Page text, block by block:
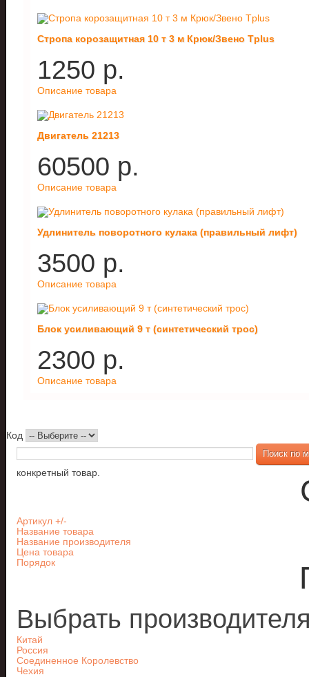
Стропа корозащитная 10 т 3 м Крюк/Звено Tplus
1250 p.
Описание товара
Двигатель 21213
60500 p.
Описание товара
Удлинитель поворотного кулака (правильный лифт)
3500 p.
Описание товара
Блок усиливающий 9 т (синтетический трос)
2300 p.
Описание товара
Код
конкретный товар.
Артикул +/-
Название товара
Название производителя
Цена товара
Порядок
Выбрать
Китай
Россия
Соединенное Королевство
Чехия